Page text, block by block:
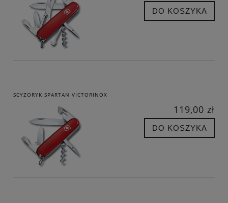
DO KOSZYKA
SCYZORYK SPARTAN VICTORINOX
119,00 zł
DO KOSZYKA